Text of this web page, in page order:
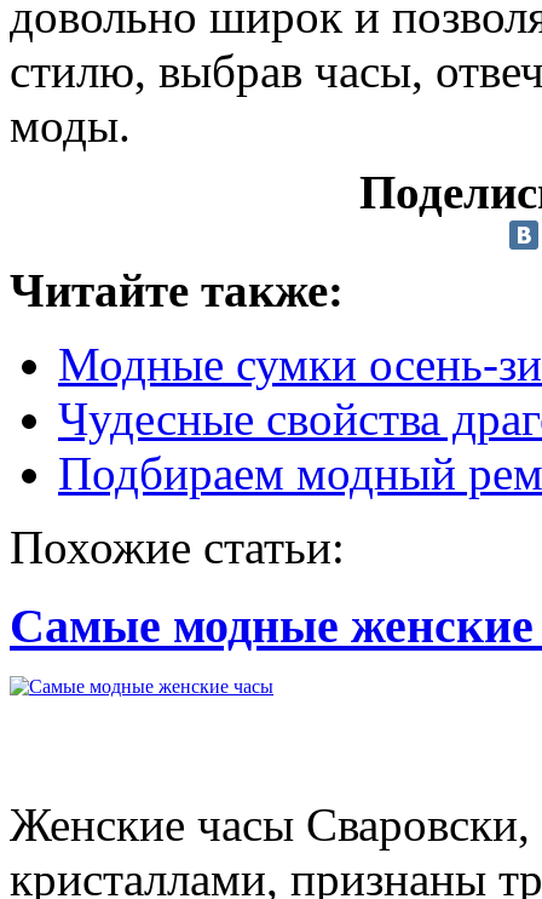
довольно широк и
стилю, выбрав часы,
моды.
Читайте также:
Модные сумки осень-
Чудесные свойства
Подбираем модный
Похожие статьи:
Самые модные
Женские часы
кристаллами, признаны